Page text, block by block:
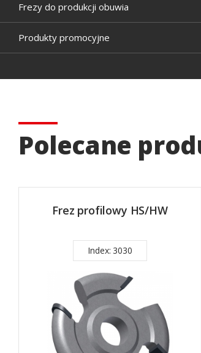
Frezy do produkcji obuwia
Produkty promocyjne
Polecane
Frez profilowy HS/HW
Index: 3030